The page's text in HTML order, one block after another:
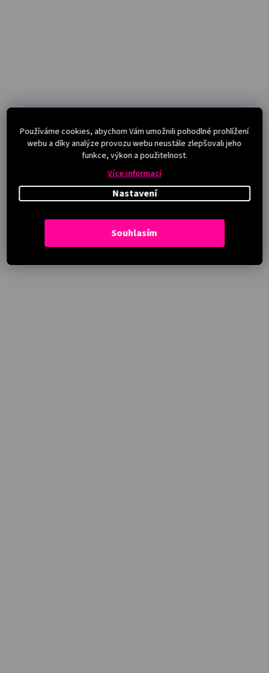
Používáme cookies, abychom Vám umožnili pohodlné prohlížení
webu a díky analýze provozu webu neustále zlepšovali jeho
funkce, výkon a použitelnost.
Více informací
Nastavení
Souhlasím